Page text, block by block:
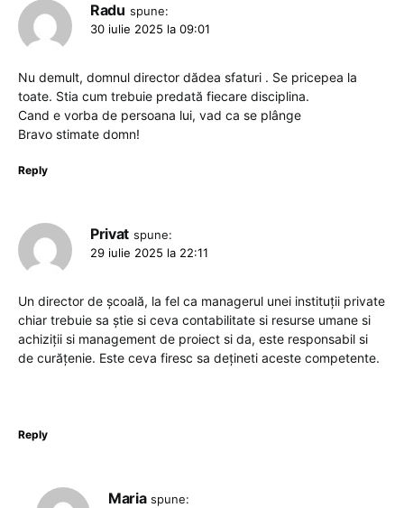
Radu spune:
30 iulie 2025 la 09:01
Nu demult, domnul director dădea sfaturi . Se pricepea la
toate. Stia cum trebuie predată fiecare disciplina.
Cand e vorba de persoana lui, vad ca se plânge
Bravo stimate domn!
Reply
Privat spune:
29 iulie 2025 la 22:11
Un director de școală, la fel ca managerul unei instituții private
chiar trebuie sa știe si ceva contabilitate si resurse umane si
achiziții si management de proiect si da, este responsabil si
de curățenie. Este ceva firesc sa dețineti aceste competente.
Reply
Maria spune: